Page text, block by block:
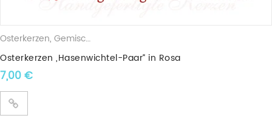
Osterkerzen, Gemischte Wachskerzen
Osterkerzen „Hasenwichtel-Paar“ in Rosa
7,00€